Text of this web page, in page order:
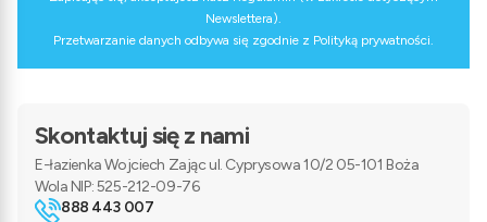
Newslettera).
Przetwarzanie danych odbywa się zgodnie z Polityką prywatności.
Skontaktuj się z nami
E-łazienka Wojciech Zając ul. Cyprysowa 10/2 05-101 Boża
Wola NIP: 525-212-09-76
888 443 007